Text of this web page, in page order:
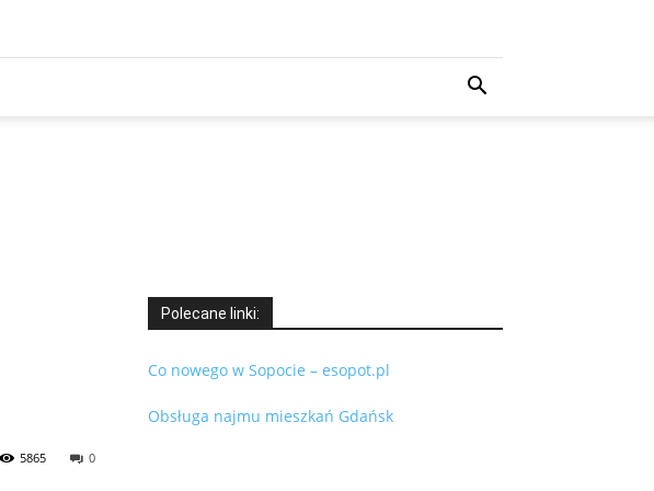
0
5865
Polecane linki:
Co nowego w Sopocie – esopot.pl
Obsługa najmu mieszkań Gdańsk